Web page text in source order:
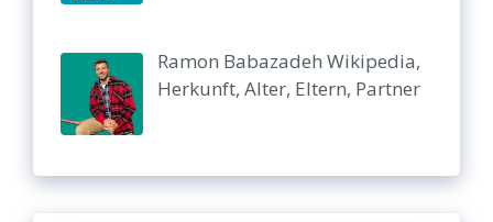
Ramon Babazadeh Wikipedia,
Herkunft, Alter, Eltern, Partner